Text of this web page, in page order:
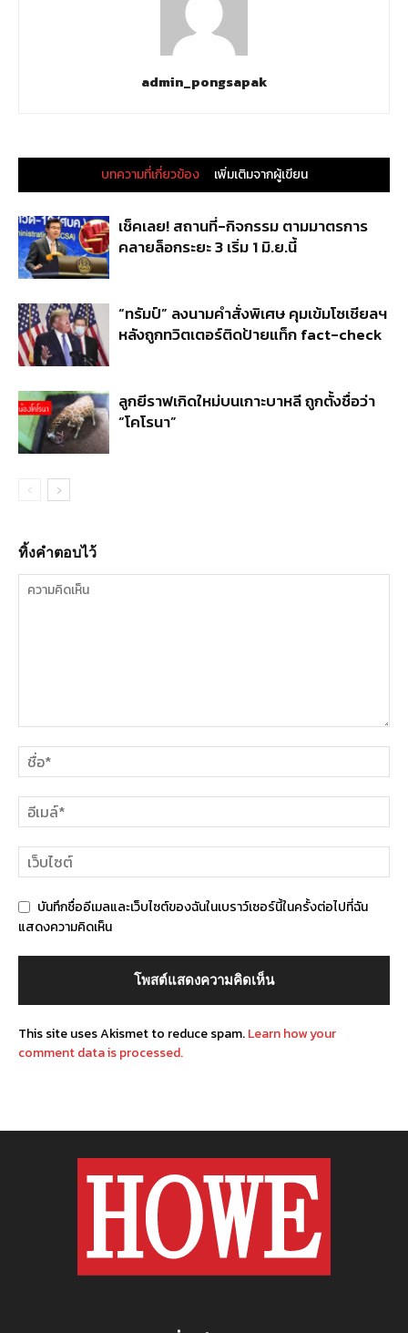
admin_pongsapak
บทความที่เกี่ยวข้อง เพิ่มเติมจากผู้เขียน
เช็คเลย! สถานที่-กิจกรรม ตามมาตรการ
คลายล็อกระยะ 3 เริ่ม 1 มิ.ย.นี้
“ทรัมป์” ลงนามคำสั่งพิเศษ คุมเข้มโซเชียลฯ
หลังถูกทวิตเตอร์ติดป้ายแท็ก fact-check
ลูกยีราฟเกิดใหม่บนเกาะบาหลี ถูกตั้งชื่อว่า
“โคโรนา”
ทิ้งคำตอบไว้
บันทึกชื่ออีเมลและเว็บไซต์ของฉันในเบราว์เซอร์นี้ในครั้งต่อไปที่ฉัน
แสดงความคิดเห็น
This site uses Akismet to reduce spam.Learn how your
comment data is processed.